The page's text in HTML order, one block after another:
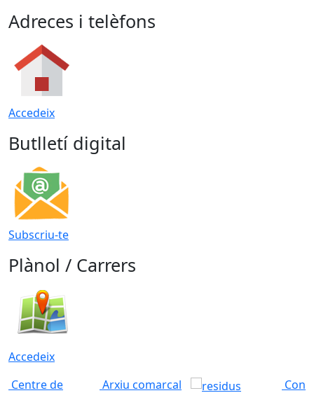
Adreces i telèfons
Accedeix
Butlletí digital
Subscriu-te
Plànol / Carrers
Accedeix
Centre de
Arxiu comarcal